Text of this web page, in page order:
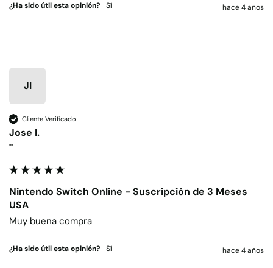
¿Ha sido útil esta opinión? Sí hace 4 años
JI
Cliente Verificado
Jose I.
""
Nintendo Switch Online - Suscripción de 3 Meses
USA
Muy buena compra
¿Ha sido útil esta opinión? Sí hace 4 años